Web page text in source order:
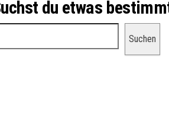
du etwas
Suchen